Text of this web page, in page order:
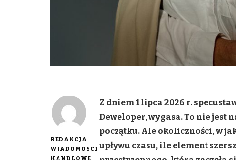
REDAKCJA
WIADOMOSCI
HANDLOWE
Z dniem 1 lipca 2026 r.
Deweloper, wygasa. To nie jest
początku. Ale okoliczności, w
upływu czasu, ile element